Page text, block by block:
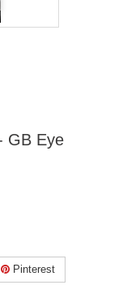
GB Eye
Pinterest